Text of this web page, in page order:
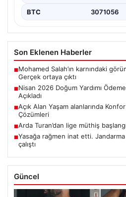
BTC 3071056
Son Eklenen Haberler
■Mohamed Salah’ın karnındaki
Gerçek ortaya çıktı
■Nisan 2026 Doğum Yardımı
Açıkladı
■Açık Alan Yaşam alanlarında
Çözümleri
■Arda Turan’dan lige müthiş
■Yasağa rağmen inat etti.
çalıştı
Güncel